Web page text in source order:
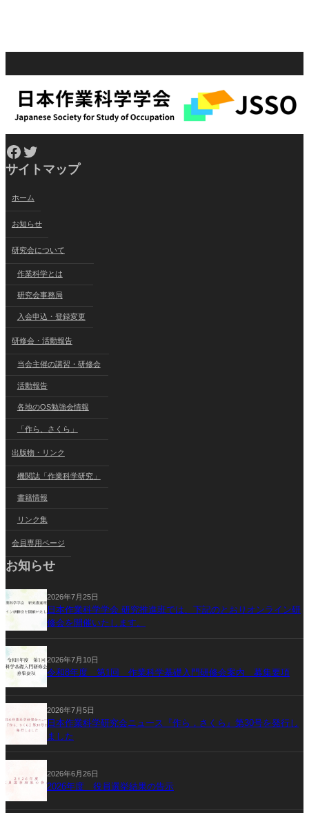
Facebook Twitter
サイトマップ
ホーム
お知らせ
研究会について
作業科学とは
研究会事務局
入会申込・登録変更
研修会・活動報告
当会主催の講習・研修会
活動報告
各地のOS勉強会情報
「作ら、さくら」
出版物・リンク
機関誌「作業科学研究」
書籍情報
リンク集
会員専用ページ
お知らせ
2026年7月25日
日本作業科学学会 研究推進班では、下記のとおりオンライン研
修会を開催いたします。
2026年7月10日
令和8年度 第1回 作業科学基礎入門研修会案内 募集要項
2026年7月5日
日本作業科学研究会ニュース『作ら，さくら』第30号を発行し
ました
2026年6月26日
2026年度 役員選挙結果の告示